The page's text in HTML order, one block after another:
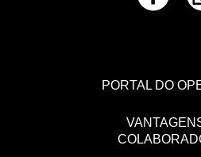
PORTAL DO